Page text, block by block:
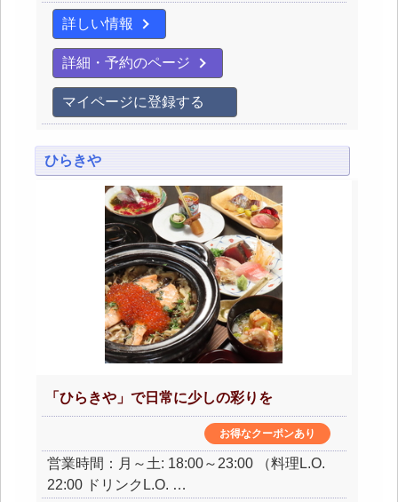
詳しい情報
詳細・予約のページ
マイページに登録する
ひらきや
「ひらきや」で日常に少しの彩りを
お得なクーポンあり
営業時間：月～土: 18:00～23:00 （料理L.O.
22:00 ドリンクL.O. …